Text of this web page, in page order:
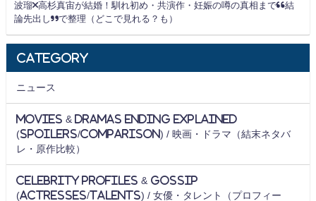
波瑠×高杉真宙が結婚！馴れ初め・共演作・妊娠の噂の真相まで“結
論先出し”で整理（どこで見れる？も）
Category
ニュース
Movies & Dramas Ending Explained
(Spoilers/Comparison) / 映画・ドラマ（結末ネタバ
レ・原作比較）
Celebrity Profiles & Gossip
(Actresses/Talents) / 女優・タレント（プロフィー